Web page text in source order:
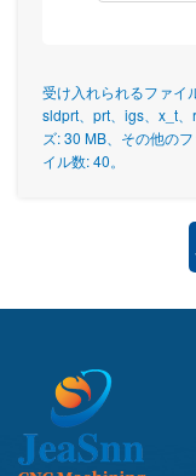
受け入れられるファイ
sldprt、prt、igs、x_t
ズ: 30 MB、その他の
イル数: 40。